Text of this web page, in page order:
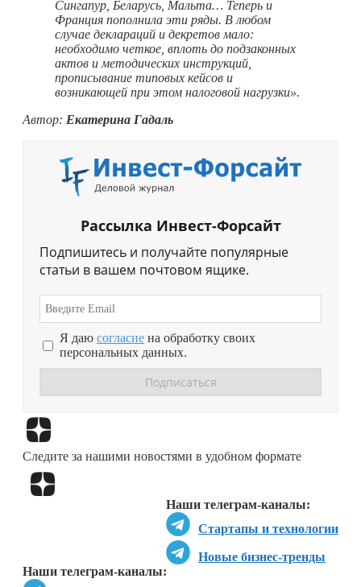
Сингапур, Беларусь, Мальта… Теперь и
Франция пополнила эти ряды. В любом
случае деклараций и декретов мало:
необходимо четкое, вплоть до подзаконных
актов и методических инструкций,
прописывание типовых кейсов и
возникающей при этом налоговой нагрузки».
Автор: Екатерина Гадаль
Рассылка Инвест-Форсайт
Подпишитесь и получайте популярные
статьи в вашем почтовом ящике.
Я даю согласие на обработку своих
персональных данных.
Следите за нашими новостями в удобном формате
Наши телеграм-каналы:
Стартапы и технологии
Новые бизнес-тренды
Наши телеграм-каналы: